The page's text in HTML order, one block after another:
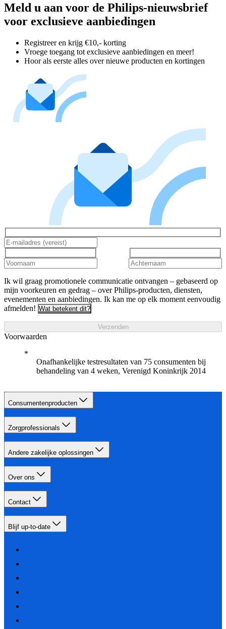
Meld u aan voor de Philips-nieuwsbrief
voor exclusieve aanbiedingen
Registreer en krijg €10,- korting
Vroege toegang tot exclusieve aanbiedingen en meer!
Hoor als eerste alles over nieuwe producten en kortingen
Ik wil graag promotionele communicatie ontvangen – gebaseerd op
mijn voorkeuren en gedrag – over Philips-producten, diensten,
evenementen en aanbiedingen. Ik kan me op elk moment eenvoudig
afmelden! Wat betekent dit?
Verzenden
Voorwaarden
Onafhankelijke testresultaten van 75 consumenten bij
behandeling van 4 weken, Verenigd Koninkrijk 2014
Consumentenproducten
Zorgprofessionals
Andere zakelijke oplossingen
Over ons
Contact
Blijf up-to-date